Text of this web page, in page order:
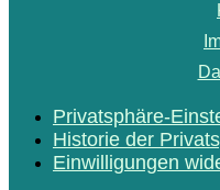
Privatsphäre-
Historie der
Einwilligungen